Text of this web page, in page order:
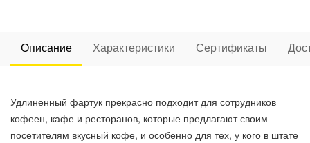
Описание Характеристики Сертификаты
Удлиненный фартук прекрасно подходит для сотрудников
кофеен, кафе и ресторанов, которые предлагают своим
посетителям вкусный кофе, и особенно для тех, у кого в штате